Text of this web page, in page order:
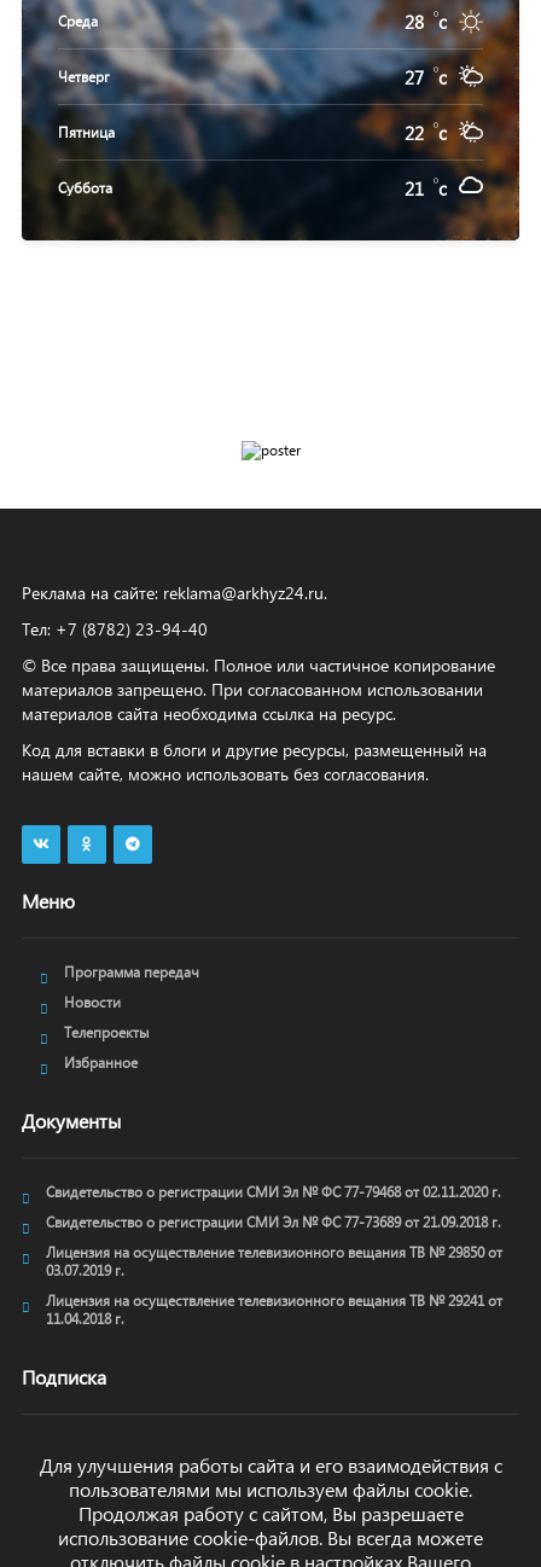
Среда 28 c
Четверг 27 c
Пятница 22 c
Суббота 21 c
Реклама на сайте: reklama@arkhyz24.ru.
Тел: +7 (8782) 23‑94‑40
© Все права защищены. Полное или частичное копирование
материалов запрещено. При согласованном использовании
материалов сайта необходима ссылка на ресурс.
Код для вставки в блоги и другие ресурсы, размещенный на
нашем сайте, можно использовать без согласования.
Меню
Программа передач
Новости
Телепроекты
Избранное
Документы
Свидетельство о регистрации СМИ Эл № ФС 77-79468 от 02.11.2020 г.
Свидетельство о регистрации СМИ Эл № ФС 77-73689 от 21.09.2018 г.
Лицензия на осуществление телевизионного вещания ТВ № 29850 от
03.07.2019 г.
Лицензия на осуществление телевизионного вещания ТВ № 29241 от
11.04.2018 г.
Подписка
ОТПРАВИТЬ
Для улучшения работы сайта и его взаимодействия с
пользователями мы используем файлы cookie.
Продолжая работу с сайтом, Вы разрешаете
использование cookie-файлов. Вы всегда можете
отключить файлы cookie в настройках Вашего